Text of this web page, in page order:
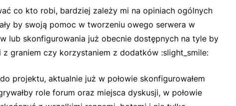
co kto robi, bardziej zależy mi na opiniach ogólnych
by swoją pomoc w tworzeniu owego serwera w
lub skonfigurowania już obecnie dostępnych na tyle by
graniem czy korzystaniem z dodatków :slight_smile:
projektu, aktualnie już w połowie skonfigurowałem
role forum oraz miejsca dyskusji, w połowie